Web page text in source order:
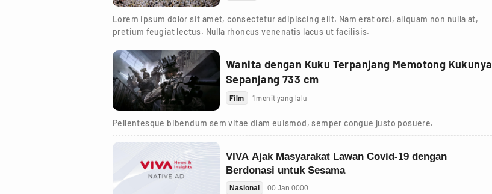
Lorem ipsum dolor sit amet, consectetur adipiscing elit. Nam erat orci, aliquam non nulla at,
pretium feugiat lectus. Nulla rhoncus venenatis lacus ut facilisis.
Wanita dengan Kuku Terpanjang Memotong Kukunya
Sepanjang 733 cm
Film 1 menit yang lalu
Pellentesque bibendum sem vitae diam euismod, semper congue justo posuere.